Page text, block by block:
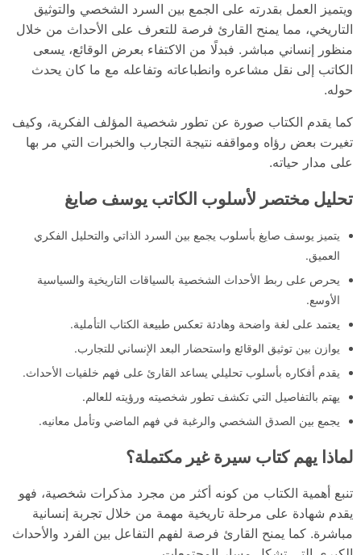
ويتميز العمل بقدرته على الجمع بين السرد الشخصي والتوثيق
التاريخي، مما يمنح القارئ فرصة للتعرف على الأحداث من خلال
منظور إنساني مباشر. فبدلًا من الاكتفاء بعرض الوقائع، يسعى
الكاتب إلى نقل مشاعره وانطباعاته وتفاعله مع ما كان يحدث
حوله.
كما يقدم الكتاب صورة عن تطور شخصية المؤلف الفكرية، وكيف
تغيرت بعض رؤاه ومواقفه نتيجة التجارب والخبرات التي مر بها
على مدار حياته.
تحليل مختصر لأسلوب الكاتب يوسف صايغ
يتميز يوسف صايغ بأسلوب يجمع بين السرد الذاتي والتحليل الفكري
العميق.
يحرص على ربط الأحداث الشخصية بالسياقات التاريخية والسياسية
الأوسع.
يعتمد على لغة واضحة وهادئة تعكس طبيعة الكتاب التأملية.
يوازن بين توثيق الوقائع واستحضار البعد الإنساني للتجارب.
يقدم أفكاره بأسلوب تحليلي يساعد القارئ على فهم خلفيات الأحداث.
يهتم بالتفاصيل التي تكشف تطور شخصيته ورؤيته للعالم.
يجمع بين الصدق الشخصي والرغبة في فهم الماضي وتأمل معانيه.
لماذا يهم كتاب سيرة غير مكتملة؟
تنبع أهمية الكتاب من كونه أكثر من مجرد مذكرات شخصية، فهو
يقدم شهادة على مرحلة تاريخية مهمة من خلال تجربة إنسانية
مباشرة. كما يمنح القارئ فرصة لفهم التفاعل بين الفرد والأحداث